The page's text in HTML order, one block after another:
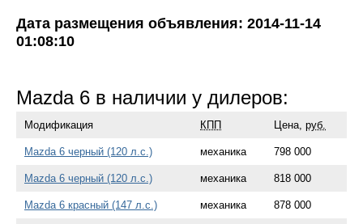
Дата размещения объявления: 2014-11-14
01:08:10
Mazda 6 в наличии у дилеров:
Модификация КПП Цена, руб.
Mazda 6 черный (120 л.с.) механика 798 000
Mazda 6 черный (120 л.с.) механика 818 000
Mazda 6 красный (147 л.с.) механика 878 000